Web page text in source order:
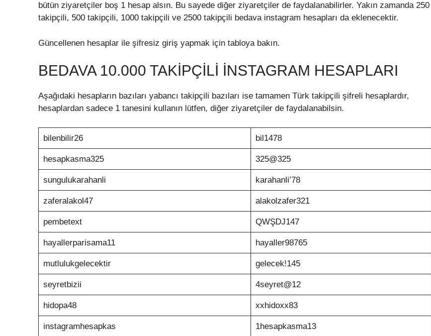
bütün ziyaretçiler boş 1 hesap alsın. Bu sayede diğer ziyaretçiler de faydalanabilirler. Yakın zamanda 250
takipçili, 500 takipçili, 1000 takipçili ve 2500 takipçili bedava instagram hesapları da eklenecektir.
Güncellenen hesaplar ile şifresiz giriş yapmak için tabloya bakın.
BEDAVA 10.000 TAKIPÇILI İNSTAGRAM HESAPLARI
Aşağıdaki hesapların bazıları yabancı takipçili bazıları ise tamamen Türk takipçili şifreli hesaplardır,
hesaplardan sadece 1 tanesini kullanın lütfen, diğer ziyaretçiler de faydalanabilsin.
bilenbilir26 bil1478
hesapkasma325 325@325
sungulukarahanli karahanli’78
zaferalakol47 alakolzafer321
pembetext QWŞDJ147
hayallerparisama11 hayaller98765
mutlulukgelecektir gelecek!145
seyretbizii 4seyret@12
hidopa48 xxhidoxx83
instagramhesapkas 1hesapkasma13